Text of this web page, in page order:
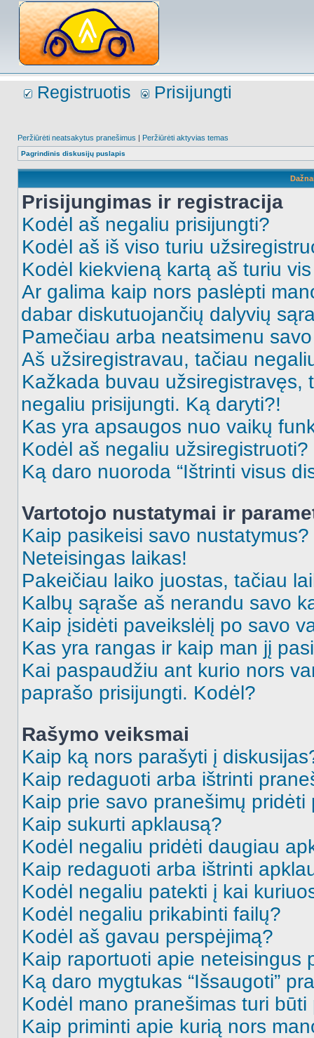
Registruotis Prisijungti
Peržiūrėti neatsakytus pranešimus | Peržiūrėti aktyvias temas
Pagrindinis diskusijų puslapis
Prisijungimas ir registracija
Kodėl aš negaliu prisijungti?
Kodėl aš iš viso turiu
Kodėl kiekvieną kartą aš turiu
Ar galima kaip nors paslėpti
dabar diskutuojančių dalyvių
Pamečiau arba neatsimenu
Aš užsiregistravau, tačiau
Kažkada buvau užsiregistravęs,
negaliu prisijungti. Ką daryti?!
Kas yra apsaugos nuo vaikų
Kodėl aš negaliu užsiregistruoti?
Ką daro nuoroda “Ištrinti visus
Vartotojo nustatymai ir
Kaip pasikeisi savo nustatymus?
Neteisingas laikas!
Pakeičiau laiko juostas, tačiau
Kalbų sąraše aš nerandu savo
Kaip įsidėti paveikslėlį po savo
Kas yra rangas ir kaip man jį
Kai paspaudžiu ant kurio nors
paprašo prisijungti. Kodėl?
Rašymo veiksmai
Kaip ką nors parašyti į
Kaip redaguoti arba ištrinti
Kaip prie savo pranešimų pridėti
Kaip sukurti apklausą?
Kodėl negaliu pridėti daugiau
Kaip redaguoti arba ištrinti
Kodėl negaliu patekti į kai
Kodėl negaliu prikabinti failų?
Kodėl aš gavau perspėjimą?
Kaip raportuoti apie neteisingus
Ką daro mygtukas “Išsaugoti”
Kodėl mano pranešimas turi būti
Kaip priminti apie kurią nors